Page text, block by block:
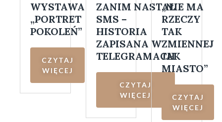
WYSTAWA
„PORTRET
POKOLEŃ”
CZYTAJ
WIĘCEJ
ZANIM NASTAŁ
SMS –
HISTORIA
ZAPISANA W
TELEGRAMACH
CZYTAJ
WIĘCEJ
„NIE MA
RZECZY
TAK
ZMIENNEJ
JAK
MIASTO”
CZYTAJ
WIĘCEJ